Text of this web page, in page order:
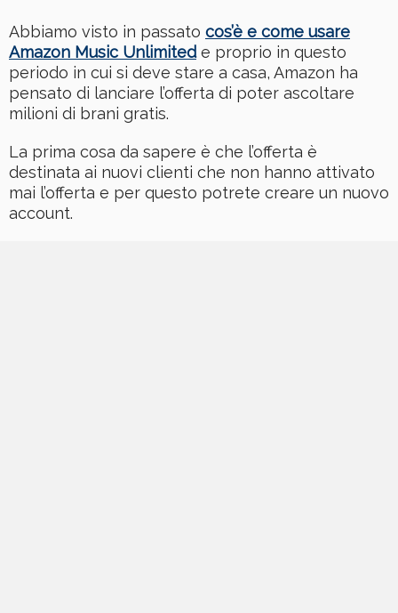
Abbiamo visto in passato cos’è e come usare
Amazon Music Unlimitede proprio in questo
periodo in cui si deve stare a casa, Amazon ha
pensato di lanciare l’offerta di poter ascoltare
milioni di brani gratis.
La prima cosa da sapere è che l’offerta è
destinata ai nuovi clienti che non hanno attivato
mai l’offerta e per questo potrete creare un nuovo
account.